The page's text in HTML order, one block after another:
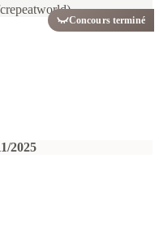
Concours terminé
2025